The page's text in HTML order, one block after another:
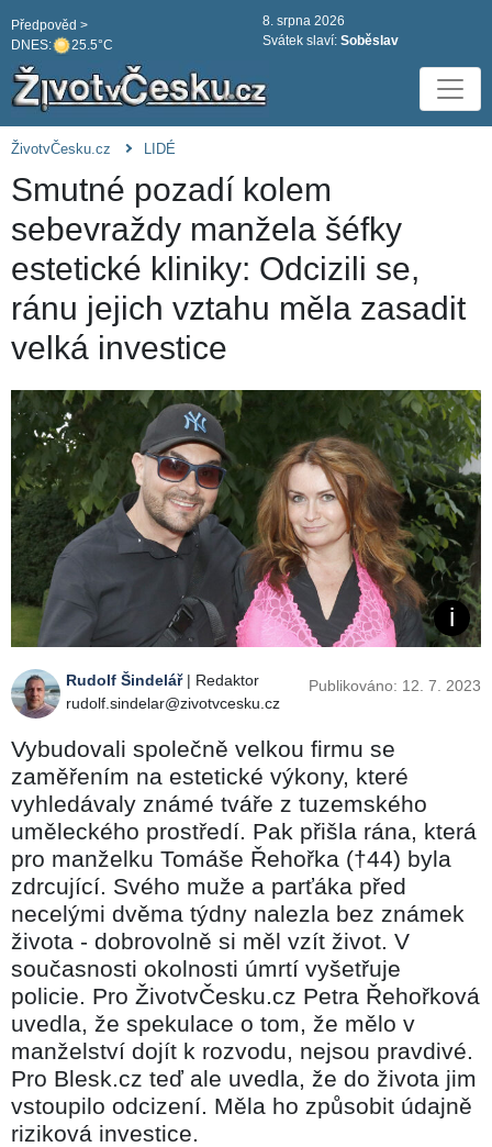
DNES: 25.5°C
Předpověd >
8. srpna 2026
Svátek slaví: Soběslav
ŽivotvČesku.cz LIDÉ
Smutné pozadí kolem
sebevraždy manžela šéfky
estetické kliniky: Odcizili se,
ránu jejich vztahu měla zasadit
velká investice
Rudolf Šindelář| Redaktor
rudolf.sindelar@zivotvcesku.cz
Publikováno: 12. 7. 2023
Vybudovali společně velkou firmu se
zaměřením na estetické výkony, které
vyhledávaly známé tváře z tuzemského
uměleckého prostředí. Pak přišla rána, která
pro manželku Tomáše Řehořka (†44) byla
zdrcující. Svého muže a parťáka před
necelými dvěma týdny nalezla bez známek
života - dobrovolně si měl vzít život. V
současnosti okolnosti úmrtí vyšetřuje
policie. Pro ŽivotvČesku.cz Petra Řehořková
uvedla, že spekulace o tom, že mělo v
manželství dojít k rozvodu, nejsou pravdivé.
Pro Blesk.cz teď ale uvedla, že do života jim
vstoupilo odcizení. Měla ho způsobit údajně
riziková investice.